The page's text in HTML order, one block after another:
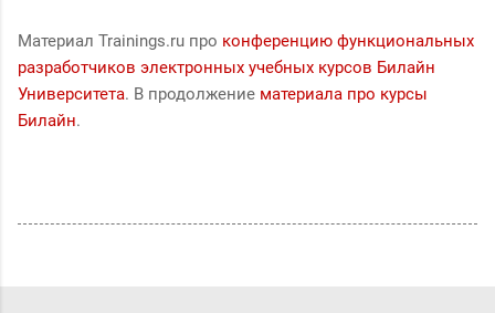
Материал Trainings.ru про конференцию функциональных
разработчиков электронных учебных курсов Билайн
Университета. В продолжение материала про курсы
Билайн.